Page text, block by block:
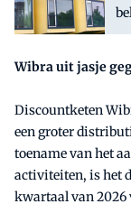
Wibra uit jasje
Discountketen
een groter
toename van het
activiteiten, is het
kwartaal van 2026